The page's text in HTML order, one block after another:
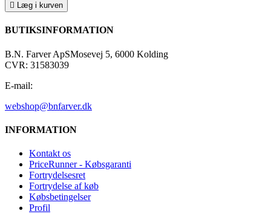
 Læg i kurven
BUTIKSINFORMATION
B.N. Farver ApSMosevej 5, 6000 Kolding
CVR: 31583039
E-mail:
webshop@bnfarver.dk
INFORMATION
Kontakt os
PriceRunner - Købsgaranti
Fortrydelsesret
Fortrydelse af køb
Købsbetingelser
Profil